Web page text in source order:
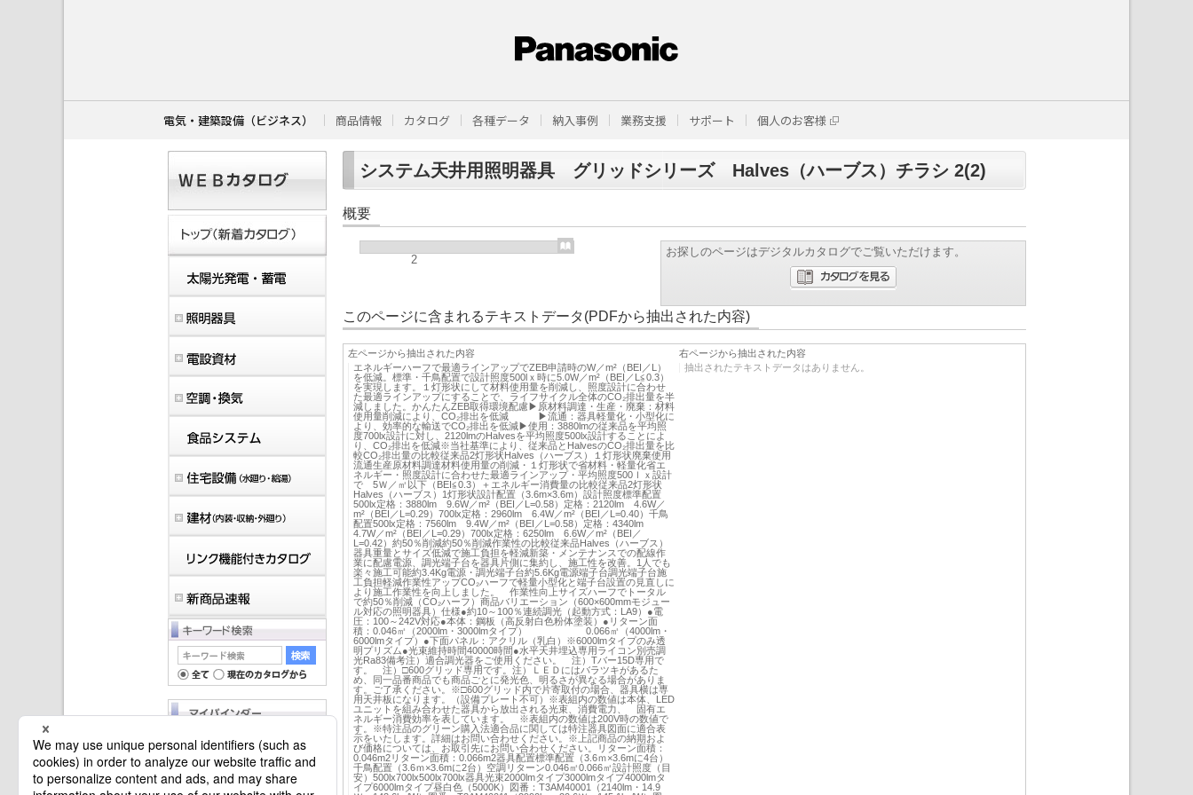
電気・建築設備（ビジネス） 商品情報 カタログ 各種データ 納入事例 業務支援 サポート 個人のお客様
システム天井用照明器具 グリッドシリーズ Halves（ハーブス）チラシ 2(2)
概要
2
お探しのページはデジタルカタログでご覧いただけます。
このページに含まれるテキストデータ(PDFから抽出された内容)
左ページから抽出された内容
エネルギーハーフで最適ラインアップでZEB申請時のW／m²（BEI／L）
を低減。標準・千鳥配置で設計照度500lｘ時に5.0W／m²（BEI／L≦0.3）
を実現します。１灯形状にして材料使用量を削減し、照度設計に合わせ
た最適ラインアップにすることで、ライフサイクル全体のCO₂排出量を半
減しました。かんたんZEB取得環境配慮▶原材料調達・生産・廃棄：材料
使用量削減により、CO₂排出を低減 ▶流通：器具軽量化・小型化に
より、効率的な輸送でCO₂排出を低減▶使用：3880lmの従来品を平均照
度700lx設計に対し、2120lmのHalvesを平均照度500lx設計することによ
り、CO₂排出を低減※当社基準により、従来品とHalvesのCO₂排出量を比
較CO₂排出量の比較従来品2灯形状Halves（ハーブス）１灯形状廃棄使用
流通生産原材料調達材料使用量の削減・１灯形状で省材料・軽量化省エ
ネルギー・照度設計に合わせた最適ラインアップ・平均照度500ｌｘ設計
で 5Ｗ／㎡以下（BEI≦0.3）＋エネルギー消費量の比較従来品2灯形状
Halves（ハーブス）1灯形状設計配置（3.6m×3.6m）設計照度標準配置
500lx定格：3880lm 9.6W／m²（BEI／L=0.58）定格：2120lm 4.6W／
m²（BEI／L=0.29）700lx定格：2960lm 6.4W／m²（BEI／L=0.40）千鳥
配置500lx定格：7560lm 9.4W／m²（BEI／L=0.58）定格：4340lm
4.7W／m²（BEI／L=0.29）700lx定格：6250lm 6.6W／m²（BEI／
L=0.42）約50％削減約50％削減作業性の比較従来品Halves（ハーブス）
器具重量とサイズ低減で施工負担を軽減新築・メンテナンスでの配線作
業に配慮電源、調光端子台を器具片側に集約し、施工性を改善。1人でも
楽々施工可能約3.4Kg電源・調光端子台約5.6Kg電源端子台調光端子台施
工負担軽減作業性アップCO₂ハーフで軽量小型化と端子台設置の見直しに
より施工作業性を向上しました。 作業性向上サイズハーフでトータル
で約50％削減（CO₂ハーフ）商品バリエーション（600×600mmモジュー
ル対応の照明器具）仕様●約10～100％連続調光（起動方式：LA9）●電
圧：100～242V対応●本体：鋼板（高反射白色粉体塗装）●リターン面
積：0.046㎡（2000lm・3000lmタイプ） 0.066㎡（4000lm・
6000lmタイプ）●下面パネル：アクリル（乳白）※6000lmタイプのみ透
明プリズム●光束維持時間40000時間●水平天井埋込専用ライコン別売調
光Ra83備考注）適合調光器をご使用ください。 注）Tバー15D専用で
す。 注）□600グリッド専用です。注）ＬＥＤにはバラツキがあるた
め、同一品番商品でも商品ごとに発光色、明るさが異なる場合がありま
す。ご了承ください。※□600グリッド内で片寄取付の場合、器具横は専
用天井板になります。（設備プレート不可）※表組内の数値は本体、LED
ユニットを組み合わせた器具から放出される光束、消費電力、 固有エ
ネルギー消費効率を表しています。 ※表組内の数値は200V時の数値で
す。※特注品のグリーン購入法適合品に関しては特注器具図面に適合表
示をいたします。詳細はお問い合わせください。※上記商品の納期およ
び価格については、お取引先にお問い合わせください。リターン面積：
0.046m2リターン面積：0.066m2器具配置標準配置（3.6ｍ×3.6mに4台）
千鳥配置（3.6ｍ×3.6mに2台）空調リターン0.046㎡0.066㎡設計照度（目
安）500lx700lx500lx700lx器具光束2000lmタイプ3000lmタイプ4000lmタ
イプ6000lmタイプ昼白色（5000K）図番：T3AM40001（2140lm・14.9
右ページから抽出された内容
抽出されたテキストデータはありません。
マイバインダーは空です。